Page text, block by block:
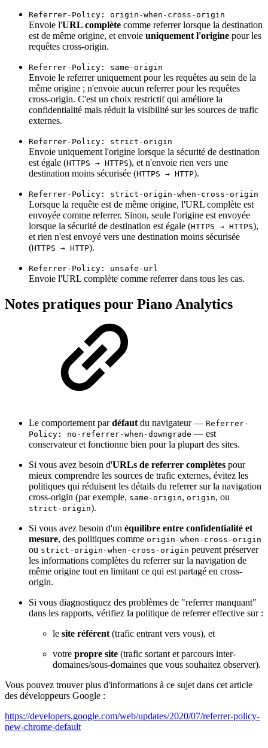
Referrer-Policy: origin-when-cross-origin
Envoie l'URL complète comme referrer lorsque la destination
est de même origine, et envoie uniquement l'origine pour les
requêtes cross-origin.
Referrer-Policy: same-origin
Envoie le referrer uniquement pour les requêtes au sein de la
même origine ; n'envoie aucun referrer pour les requêtes
cross-origin. C'est un choix restrictif qui améliore la
confidentialité mais réduit la visibilité sur les sources de trafic
externes.
Referrer-Policy: strict-origin
Envoie uniquement l'origine lorsque la sécurité de destination
est égale (HTTPS → HTTPS), et n'envoie rien vers une
destination moins sécurisée (HTTPS → HTTP).
Referrer-Policy: strict-origin-when-cross-origin
Lorsque la requête est de même origine, l'URL complète est
envoyée comme referrer. Sinon, seule l'origine est envoyée
lorsque la sécurité de destination est égale (HTTPS → HTTPS),
et rien n'est envoyé vers une destination moins sécurisée
(HTTPS → HTTP).
Referrer-Policy: unsafe-url
Envoie l'URL complète comme referrer dans tous les cas.
Notes pratiques pour Piano Analytics
Le comportement pardéfaut du navigateur — Referrer-
Policy: no-referrer-when-downgrade — est
conservateur et fonctionne bien pour la plupart des sites.
Si vous avez besoin d'URLs de referrer complètes pour
mieux comprendre les sources de trafic externes, évitez les
politiques qui réduisent les détails du referrer sur la navigation
cross-origin (par exemple, same-origin, origin, ou
strict-origin).
Si vous avez besoin d'un équilibre entre confidentialité et
mesure, des politiques comme origin-when-cross-origin
ou strict-origin-when-cross-origin peuvent préserver
les informations complètes du referrer sur la navigation de
même origine tout en limitant ce qui est partagé en cross-
origin.
Si vous diagnostiquez des problèmes de "referrer manquant"
dans les rapports, vérifiez la politique de referrer effective sur :
le site référent (trafic entrant vers vous), et
votre propre site (trafic sortant et parcours inter-
domaines/sous-domaines que vous souhaitez observer).
Vous pouvez trouver plus d'informations à ce sujet dans cet article
des développeurs Google :
https://developers.google.com/web/updates/2020/07/referrer-policy-
new-chrome-default